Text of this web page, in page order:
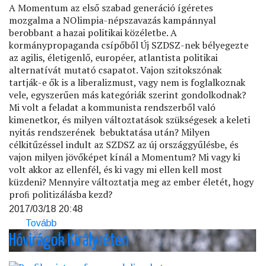
A Momentum az első szabad generáció ígéretes
mozgalma a NOlimpia-népszavazás kampánnyal
berobbant a hazai politikai közéletbe. A
kormánypropaganda csípőből Új SZDSZ-nek bélyegezte
az agilis, életigenlő, européer, atlantista politikai
alternatívát mutató csapatot. Vajon szitokszónak
tartják-e ők is a liberalizmust, vagy nem is foglalkoznak
vele, egyszerűen más kategóriák szerint gondolkodnak?
Mi volt a feladat a kommunista rendszerből való
kimenetkor, és milyen változtatások szükségesek a keleti
nyitás rendszerének bebuktatása után? Milyen
célkitűzéssel indult az SZDSZ az új országgyűlésbe, és
vajon milyen jövőképet kínál a Momentum? Mi vagy ki
volt akkor az ellenfél, és ki vagy mi ellen kell most
küzdeni? Mennyire változtatja meg az ember életét, hogy
proﬁ politizálásba kezd?
2017/03/18 20:48
Tovább
rendszerváltás
egykor
Hóvirágok Királyréten